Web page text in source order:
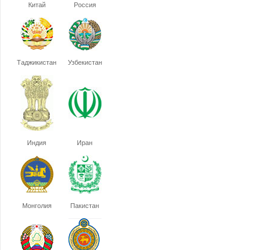
Китай Россия
Таджикистан Узбекистан
Индия Иран
Монголия Пакистан